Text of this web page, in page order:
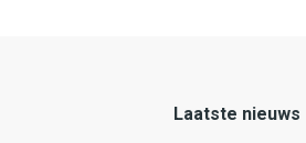
Laatste nieuws